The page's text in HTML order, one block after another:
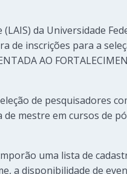
da Universidade
inscrições para a
AO
de pesquisadores
mestre em cursos de
uma lista de
a disponibilidade de